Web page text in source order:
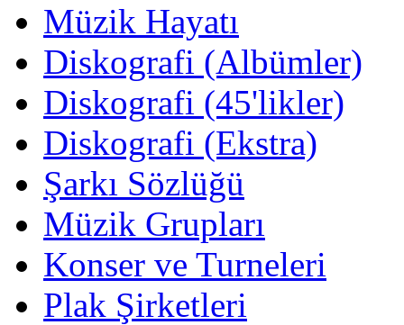
Müzik Hayatı
Diskografi (Albümler)
Diskografi (45'likler)
Diskografi (Ekstra)
Şarkı Sözlüğü
Müzik Grupları
Konser ve Turneleri
Plak Şirketleri